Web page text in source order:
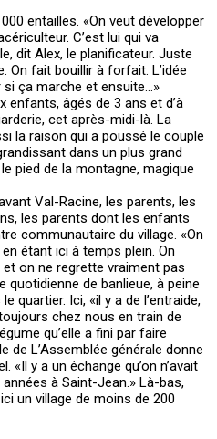
entailles. «On veut développer
C’est lui qui va
dit Alex, le planificateur. Juste
On fait bouillir à forfait. L’idée
ça marche et ensuite…»
enfants, âgés de 3 ans et d’à
cet après-midi-là. La
la raison qui a poussé le couple
dans un plus grand
pied de la montagne, magique
Val-Racine, les parents, les
les parents dont les enfants
communautaire du village. «On
étant ici à temps plein. On
on ne regrette vraiment pas
quotidienne de banlieue, à peine
quartier. Ici, «il y a de l’entraide,
chez nous en train de
qu’elle a fini par faire
de L’Assemblée générale donne
«Il y a un échange qu’on n’avait
à Saint-Jean.» Là-bas,
un village de moins de 200